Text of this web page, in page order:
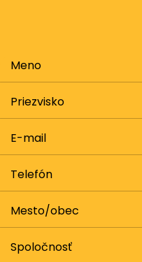
Meno
Priezvisko
E-mail
Telefón
Mesto/obec
Spoločnosť